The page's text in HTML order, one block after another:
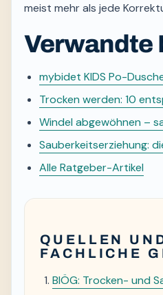
meist mehr als jede
Verwandte
mybidet KIDS Po-
Trocken werden: 10
Windel abgewöhnen –
Sauberkeitserziehung:
Alle Ratgeber-Artikel
QUELLEN
FACHLICHE
BIÖG: Trocken- und